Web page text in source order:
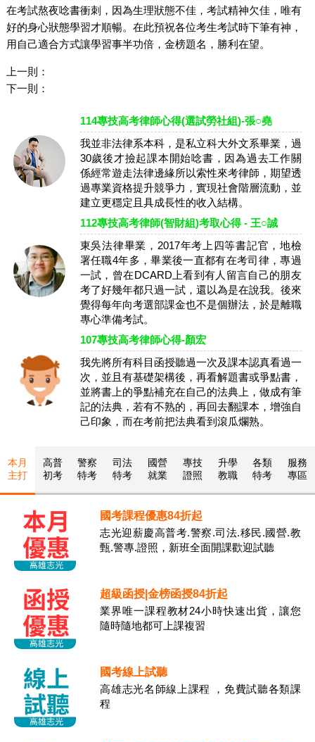
在考試熬夜唸書衝刺，因為生理狀態不佳，考試精神欠佳，唯有
好的身心狀態學習才順暢。在此預祝各位考生考試時下筆有神，
用自己適合方式讓學習事半功倍，金榜題名，勝利在望。
上一則：
下一則：
114專技高考律師心得(選試勞社組)-張○堯
我並非法律系本科，是私立科大外文系畢業，過
30歲後才撿起課本開始唸書，因為過去工作關
係經常遊走法律邊緣所以索性來考律師，期望透
過專業資格提升競爭力，實現社會階層流動，並
建立更穩定且具成長性的收入結構。
112專技高考律師(智財組)考取心得 - 王○誠
東吳法律畢業，2017年考上四等書記官，地檢
署任職4年多，畢業後一直都有在考司律，專過
一試，曾在DCARD上看到有人留言自己的朋友
考了好幾年都只過一試，還以為是在說我。後來
覺得每年向考選部課金也不是個辦法，於是離職
專心準備考試。
107專技高考律師心得-顏宏
我先將所有科目函授聽過一次及課本認真看過一
次，並且有基礎架構後，再看解題書或爭點書，
並將書上的爭點補充在自己的法典上，做成有筆
記的法典，若有不熟的，再回去翻課本，增強自
己印象，而在考前把法典看到滾瓜爛熟。
本月
主打
高普
初考
警察
特考
司法
特考
國營
就業
專技
證照
升學
教職
各類
特考
服務
專區
國考課程優惠84折起
志光迎薪慶高普考.警察.司法.移民.國營.教
甄.警專.證照，新班全面開課歡迎試聽
超級函授|金榜函授84折起
業界唯一課程教材24小時快速出貨，讓您
隨時隨地都可上課複習
國考線上試聽
高雄志光名師線上課程 ，免費試聽各類課
程